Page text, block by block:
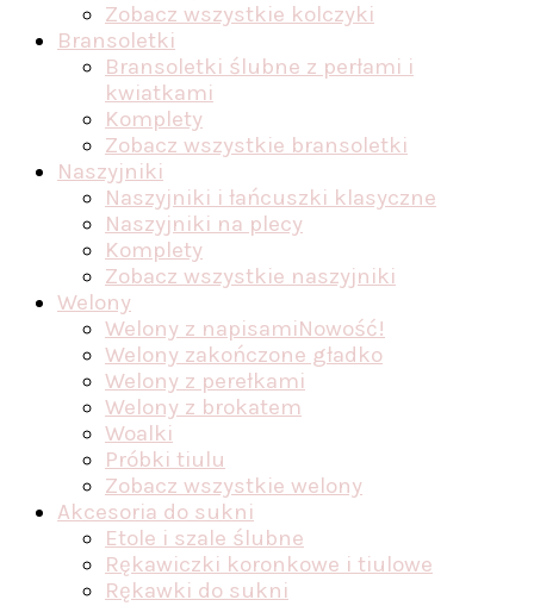
Zobacz wszystkie kolczyki
Bransoletki
Bransoletki ślubne z perłami i
kwiatkami
Komplety
Zobacz wszystkie bransoletki
Naszyjniki
Naszyjniki i łańcuszki klasyczne
Naszyjniki na plecy
Komplety
Zobacz wszystkie naszyjniki
Welony
Welony z napisamiNowość!
Welony zakończone gładko
Welony z perełkami
Welony z brokatem
Woalki
Próbki tiulu
Zobacz wszystkie welony
Akcesoria do sukni
Etole i szale ślubne
Rękawiczki koronkowe i tiulowe
Rękawki do sukni